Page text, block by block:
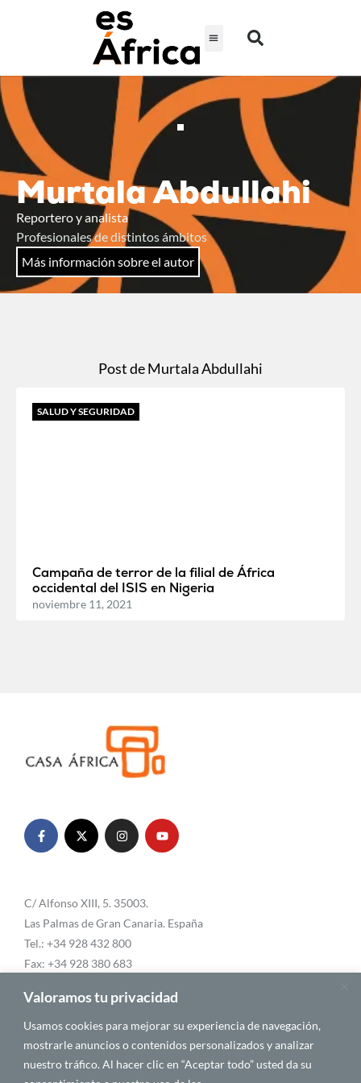
Valoramos tu privacidad
Usamos cookies para mejorar su experiencia de navegación,
mostrarle anuncios o contenidos personalizados y analizar
nuestro tráfico. Al hacer clic en “Aceptar todo” usted da su
Murtala Abdullahi
Reportero y analista
Profesionales de distintos ámbitos
Más información sobre el autor
Post de Murtala Abdullahi
SALUD Y SEGURIDAD
Campaña de terror de la filial de África
occidental del ISIS en Nigeria
noviembre 11, 2021
C/ Alfonso XIII, 5. 35003.
Las Palmas de Gran Canaria. España
Tel.: +34 928 432 800
Fax: +34 928 380 683
Blog